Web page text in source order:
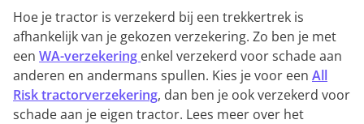
Hoe je tractor is verzekerd bij een trekkertrek is
afhankelijk van je gekozen verzekering. Zo ben je met
een WA-verzekering enkel verzekerd voor schade aan
anderen en andermans spullen. Kies je voor een All
Risk tractorverzekering, dan ben je ook verzekerd voor
schade aan je eigen tractor. Lees meer over het